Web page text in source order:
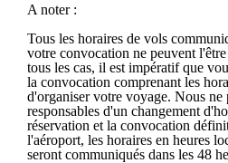
A noter :
Tous les horaires de vols
votre convocation ne peuvent
tous les cas, il est impératif que
la convocation comprenant les
d'organiser votre voyage. Nous ne
responsables d'un changement
réservation et la convocation
l'aéroport, les horaires en heures
seront communiqués dans les 48